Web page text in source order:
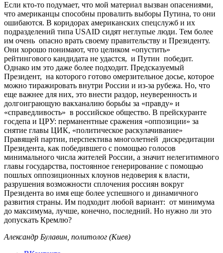
Если кто-то подумает, что мой материал вызван опасениями,
что американцы способны провалить выборы Путина, то они
ошибаются. В коридорах американских спецслужб и их
подразделений типа USAID сидят неглупые люди. Тем более
им очень опасно врать своему правительству и Президенту.
Они хорошо понимают, что целиком «опустить»
рейтингового кандидата не удастся, и Путин победит.
Однако им это даже более подходит. Предсказуемый
Президент, на которого готово омерзительное досье, которое
можно тиражировать внутри России и из-за рубежа. Но, что
еще важнее для них, это внести раздор, неуверенность и
долгоиграющую вакханалию борьбы за «правду» и
«справедливость» в российское общество. В прейскуранте
госдепа и ЦРУ: перманентные сражения «оппозиции» за
снятие главы ЦИК, «политическое раскулачивание»
Правящей партии, перспектива многолетней дискредитации
Президента, как победившего с помощью голосов
минимального числа жителей России, а значит нелегитимного
главы государства, постоянное генерирование с помощью
пошлых оппозиционных клоунов недоверия к власти,
разрушения возможности сплочения россиян вокруг
Президента во имя еще более успешного и динамичного
развития страны. Им подходит любой вариант: от минимума
до максимума, лучше, конечно, последний. Но нужно ли это
допускать Кремлю?
Александр Булавин, политолог (Киев)